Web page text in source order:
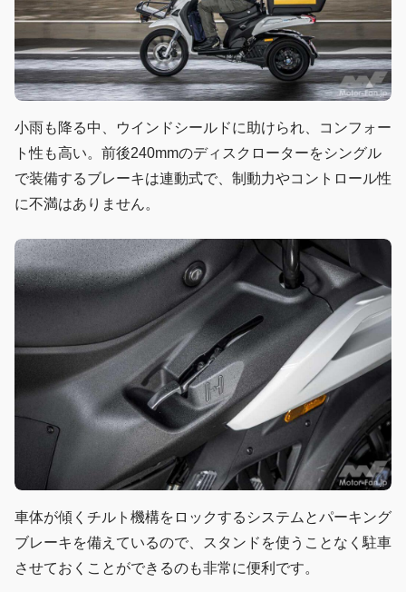
小雨も降る中、ウインドシールドに助けられ、コンフォー
ト性も高い。前後240mmのディスクローターをシングル
で装備するブレーキは連動式で、制動力やコントロール性
に不満はありません。
車体が傾くチルト機構をロックするシステムとパーキング
ブレーキを備えているので、スタンドを使うことなく駐車
させておくことができるのも非常に便利です。